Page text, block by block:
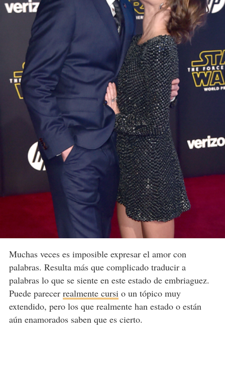
Muchas veces es imposible expresar el amor con
palabras. Resulta más que complicado traducir a
palabras lo que se siente en este estado de embriaguez.
Puede parecer realmente cursio un tópico muy
extendido, pero los que realmente han estado o están
aún enamorados saben que es cierto.